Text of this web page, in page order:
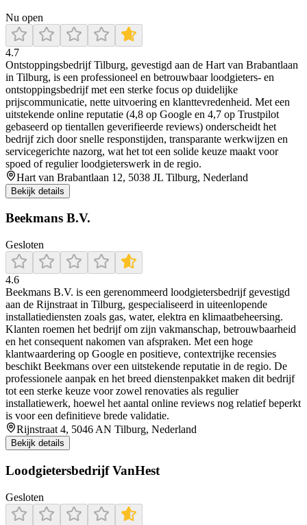
Nu open
4.7
Ontstoppingsbedrijf Tilburg, gevestigd aan de Hart van Brabantlaan
in Tilburg, is een professioneel en betrouwbaar loodgieters- en
ontstoppingsbedrijf met een sterke focus op duidelijke
prijscommunicatie, nette uitvoering en klanttevredenheid. Met een
uitstekende online reputatie (4,8 op Google en 4,7 op Trustpilot
gebaseerd op tientallen geverifieerde reviews) onderscheidt het
bedrijf zich door snelle responstijden, transparante werkwijzen en
servicegerichte nazorg, wat het tot een solide keuze maakt voor
spoed of regulier loodgieterswerk in de regio.
Hart van Brabantlaan 12, 5038 JL Tilburg, Nederland
Bekijk details
Beekmans B.V.
Gesloten
4.6
Beekmans B.V. is een gerenommeerd loodgietersbedrijf gevestigd
aan de Rijnstraat in Tilburg, gespecialiseerd in uiteenlopende
installatiediensten zoals gas, water, elektra en klimaatbeheersing.
Klanten roemen het bedrijf om zijn vakmanschap, betrouwbaarheid
en het consequent nakomen van afspraken. Met een hoge
klantwaardering op Google en positieve, contextrijke recensies
beschikt Beekmans over een uitstekende reputatie in de regio. De
professionele aanpak en het breed dienstenpakket maken dit bedrijf
tot een sterke keuze voor zowel renovaties als regulier
installatiewerk, hoewel het aantal online reviews nog relatief beperkt
is voor een definitieve brede validatie.
Rijnstraat 4, 5046 AN Tilburg, Nederland
Bekijk details
Loodgietersbedrijf VanHest
Gesloten